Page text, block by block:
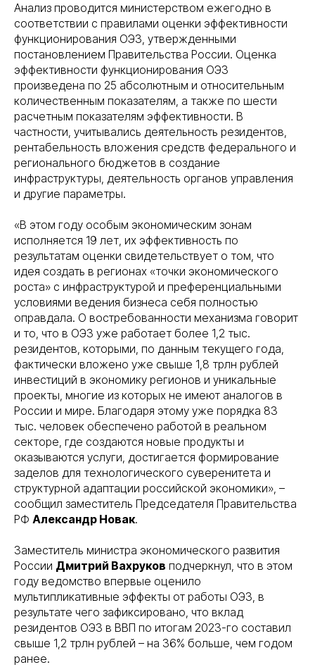
Анализ проводится министерством ежегодно в
соответствии с правилами оценки эффективности
функционирования ОЭЗ, утвержденными
постановлением Правительства России. Оценка
эффективности функционирования ОЭЗ
произведена по 25 абсолютным и относительным
количественным показателям, а также по шести
расчетным показателям эффективности. В
частности, учитывались деятельность резидентов,
рентабельность вложения средств федерального и
регионального бюджетов в создание
инфраструктуры, деятельность органов управления
и другие параметры.
«В этом году особым экономическим зонам
исполняется 19 лет, их эффективность по
результатам оценки свидетельствует о том, что
идея создать в регионах «точки экономического
роста» с инфраструктурой и преференциальными
условиями ведения бизнеса себя полностью
оправдала. О востребованности механизма говорит
и то, что в ОЭЗ уже работает более 1,2 тыс.
резидентов, которыми, по данным текущего года,
фактически вложено уже свыше 1,8 трлн рублей
инвестиций в экономику регионов и уникальные
проекты, многие из которых не имеют аналогов в
России и мире. Благодаря этому уже порядка 83
тыс. человек обеспечено работой в реальном
секторе, где создаются новые продукты и
оказываются услуги, достигается формирование
заделов для технологического суверенитета и
структурной адаптации российской экономики», –
сообщил заместитель Председателя Правительства
РФ Александр Новак.
Заместитель министра экономического развития
России Дмитрий Вахруков подчеркнул, что в этом
году ведомство впервые оценило
мультипликативные эффекты от работы ОЭЗ, в
результате чего зафиксировано, что вклад
резидентов ОЭЗ в ВВП по итогам 2023-го составил
свыше 1,2 трлн рублей – на 36% больше, чем годом
ранее.